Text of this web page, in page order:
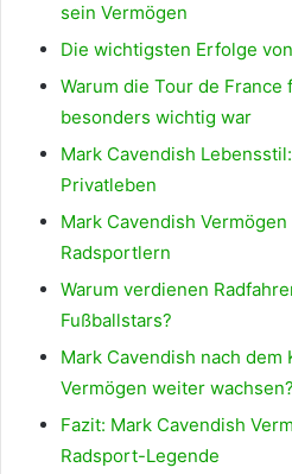
sein Vermögen
Die wichtigsten Erfolge
Warum die Tour de France
besonders wichtig war
Mark Cavendish
Privatleben
Mark Cavendish
Radsportlern
Warum verdienen
Fußballstars?
Mark Cavendish nach
Vermögen weiter wachsen?
Fazit: Mark Cavendish
Radsport-Legende